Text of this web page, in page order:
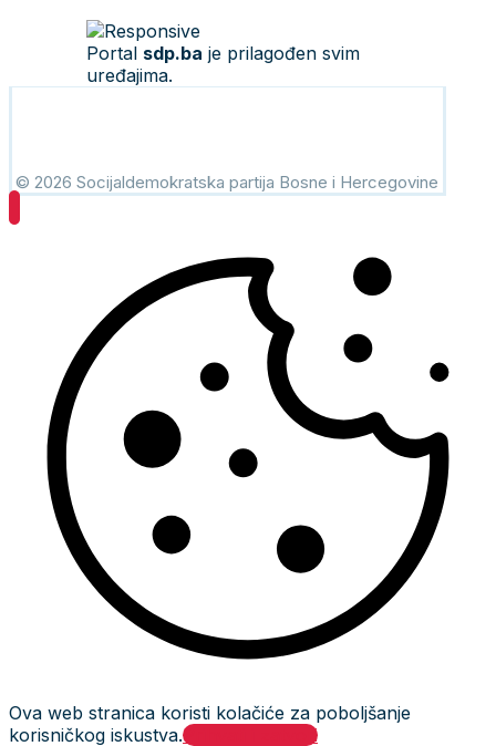
Portal sdp.ba je prilagođen svim
uređajima.
© 2026 Socijaldemokratska partija Bosne i Hercegovine
Ova web stranica koristi kolačiće za poboljšanje
korisničkog iskustva.Prihvati i zatvori